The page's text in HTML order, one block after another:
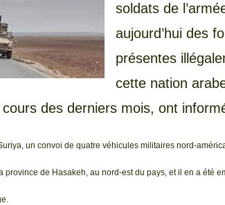
soldats de
aujourd’hui des
présentes
cette nation
des derniers mois, ont
un convoi de quatre véhicules militaires nord-
province de Hasakeh, au nord-est du pays, et il en a été